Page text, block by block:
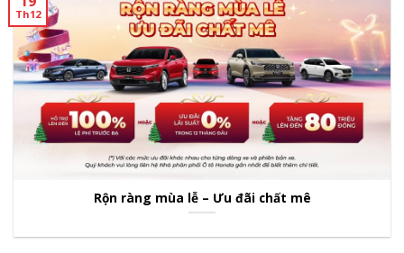
Rộn ràng mùa lễ – Ưu đãi chất mê
Th12